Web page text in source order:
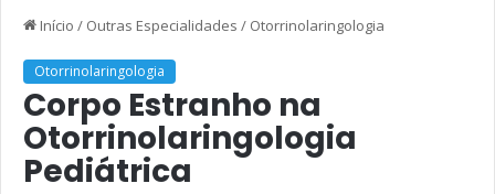
Início / Outras Especialidades / Otorrinolaringologia
Otorrinolaringologia
Corpo Estranho na
Otorrinolaringologia
Pediátrica